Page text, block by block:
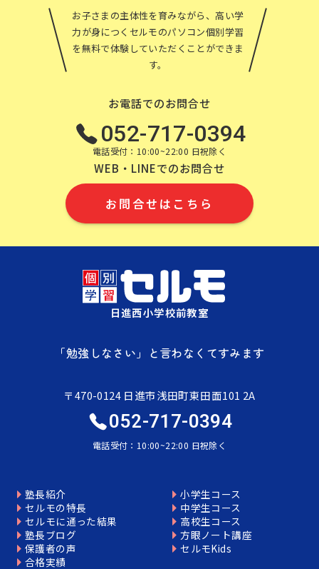
お子さまの主体性を育みながら、高い学
力が身につくセルモのパソコン個別学習
を無料で体験していただくことができま
す。
お電話でのお問合せ
052-717-0394
電話受付：10:00~22:00 日祝除く
WEB・LINEでのお問合せ
お問合せはこちら
日進西小学校前教室
「勉強しなさい」と言わなくてすみます
〒470-0124 日進市浅田町東田面101 2A
052-717-0394
電話受付：10:00~22:00 日祝除く
塾長紹介
セルモの特長
セルモに通った結果
塾長ブログ
保護者の声
合格実績
小学生コース
中学生コース
高校生コース
方眼ノート講座
セルモKids